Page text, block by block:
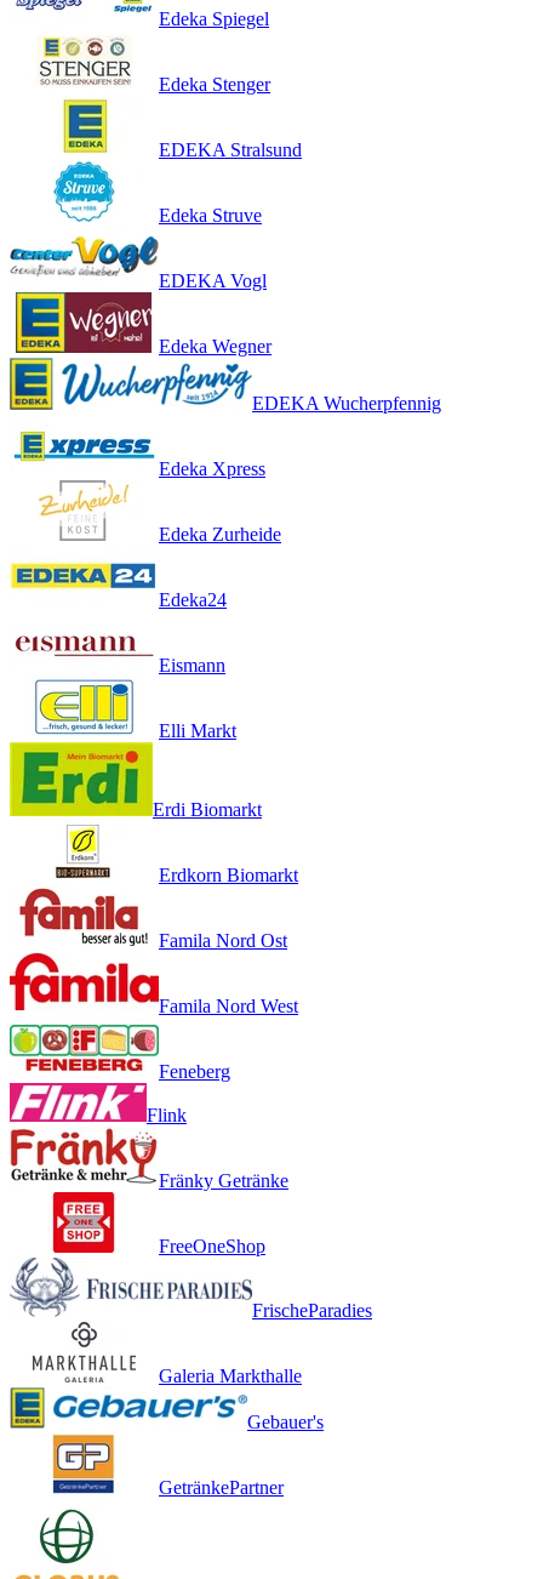
Edeka Spiegel
Edeka Stenger
EDEKA Stralsund
Edeka Struve
EDEKA Vogl
Edeka Wegner
EDEKA Wucherpfennig
Edeka Xpress
Edeka Zurheide
Edeka24
Eismann
Elli Markt
Erdi Biomarkt
Erdkorn Biomarkt
Famila Nord Ost
Famila Nord West
Feneberg
Flink
Fränky Getränke
FreeOneShop
FrischeParadies
Galeria Markthalle
Gebauer's
GetränkePartner